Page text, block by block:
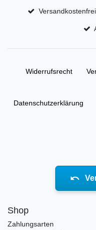
Widerrufs­recht
Daten­schutz­erklärung
Shop
Zahlungsarten